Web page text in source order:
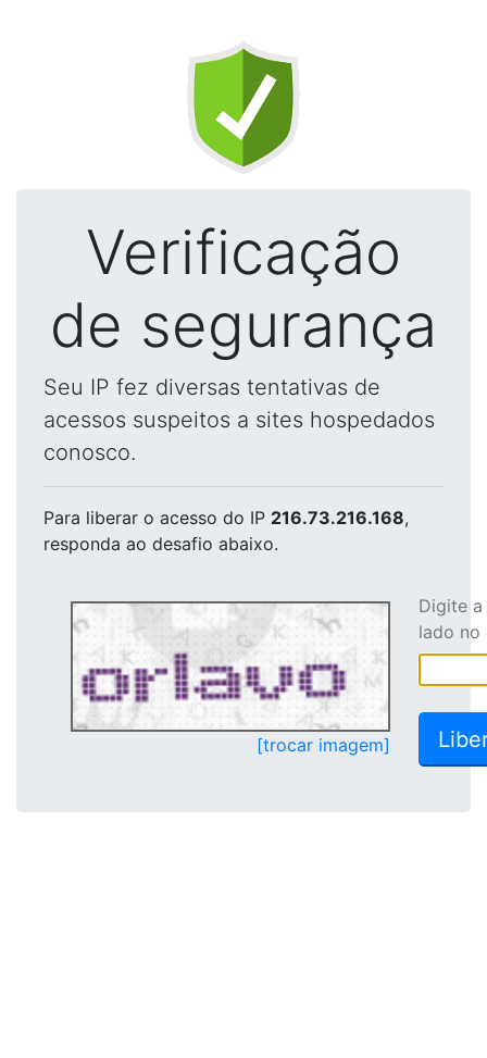
Verificação
de segurança
Seu IP fez diversas tentativas de
acessos suspeitos a sites hospedados
conosco.
Para liberar o acesso do IP 216.73.216.168,
responda ao desafio abaixo.
[trocar imagem]
Digite
lado no